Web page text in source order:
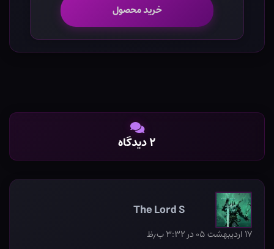
خرید محصول
۲ دیدگاه
The Lord S
۱۷ اردیبهشت ۰۵ در ۳:۳۲ ب٫ظ